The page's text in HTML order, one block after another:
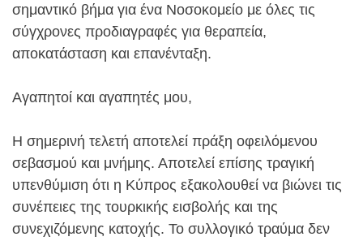
σημαντικό βήμα για ένα Νοσοκομείο με όλες τις
σύγχρονες προδιαγραφές για θεραπεία,
αποκατάσταση και επανένταξη.
Αγαπητοί και αγαπητές μου,
Η σημερινή τελετή αποτελεί πράξη οφειλόμενου
σεβασμού και μνήμης. Αποτελεί επίσης τραγική
υπενθύμιση ότι η Κύπρος εξακολουθεί να βιώνει τις
συνέπειες της τουρκικής εισβολής και της
συνεχιζόμενης κατοχής. Το συλλογικό τραύμα δεν